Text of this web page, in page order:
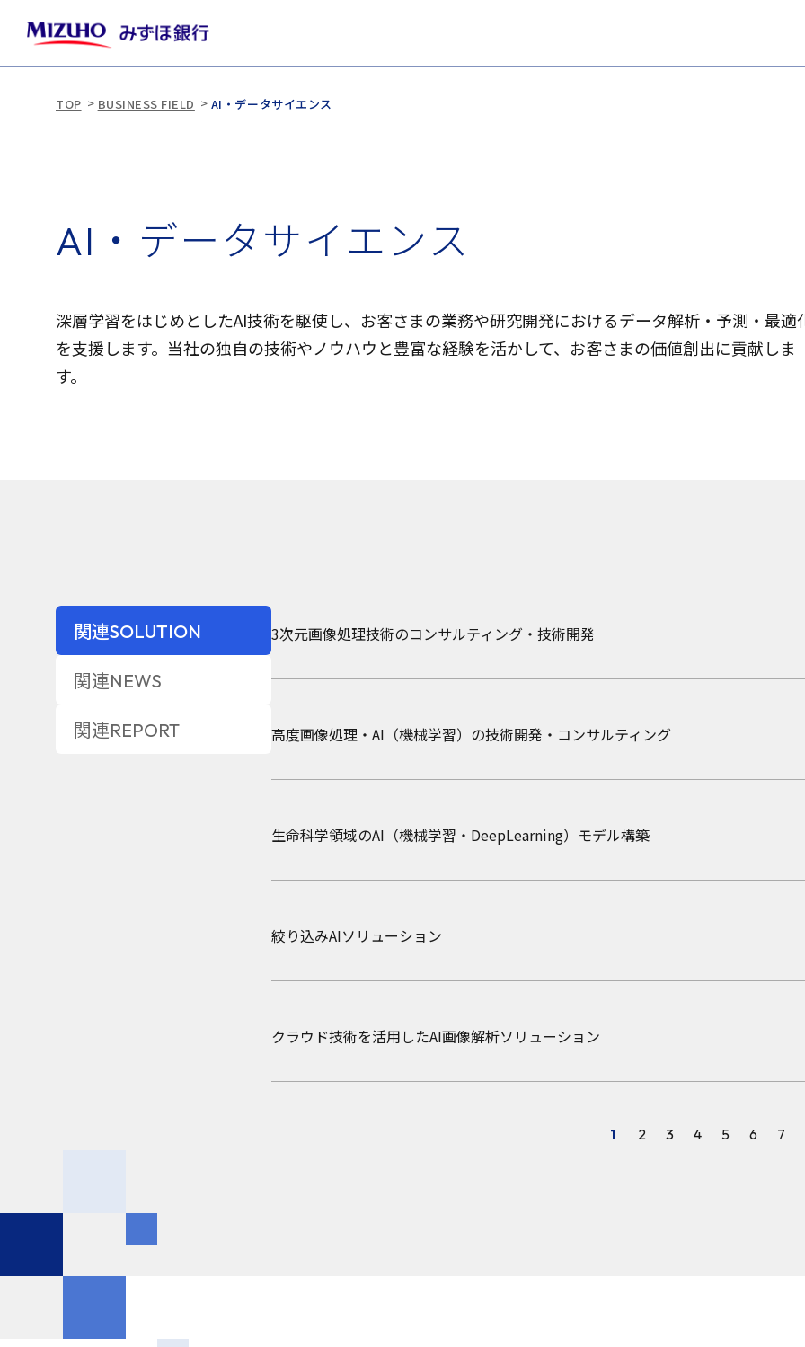
TOP BUSINESS FIELD AI・データサイエンス
AI ・ デー タ サイ エ ンス
深層学習をはじめとしたAI技術を駆使し、お客さまの業務や研究開発におけるデータ解析・予測・最適
を支援します。当社の独自の技術やノウハウと豊富な経験を活かして、お客さまの価値創出に貢献しま
す。
関連SOLUTION
関連NEWS
関連REPORT
3次元画像処理技術のコンサルティング・技術開発
高度画像処理・AI（機械学習）の技術開発・コンサルティング
生命科学領域のAI（機械学習・DeepLearning）モデル構築
絞り込みAIソリューション
クラウド技術を活用したAI画像解析ソリューション
1 2 3 4 5 6 7
Eight EXPO 2026「AI-PAX 第2回 AIの実践的な活用展@東京ビッグサイト」に出展
2025年4月8日 ニュース
2024年12月9日 ニュース
2024年12月9日 ニュース
2024年11月21日 ニュース
〈みずほ〉特許技術「絞り込みAI」による実証実験の実施
学習画像わずか8枚からの外観検査。「対象の観察」を重視したAI開発のアプロー
2025年12月23日 レポート・コラム
2025年12月23日 レポート・コラム
2025年12月23日 レポート・コラム
2025年12月23日 レポート・コラム
人間-AI協調へ: 人間の特性を考慮したAI導入の必要性